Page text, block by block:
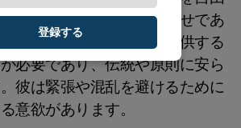
とができます。本当に幸せであ
保護、そして快適さを提供する
必要であり、伝統や原則に安ら
彼は緊張や混乱を避けるために
意欲があります。
登録する